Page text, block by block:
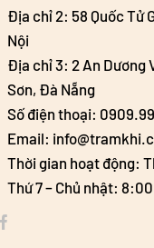
Địa chỉ 2: 58 Quốc Tử
Nội
Địa chỉ 3: 2 An Dương
Sơn, Đà Nẵng
Số điện thoại:
Email:
Thời gian hoạt động:
Thứ 7 – Chủ nhật: